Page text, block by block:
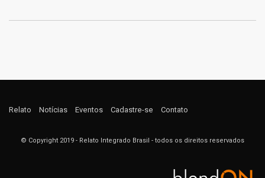
Relato Notícias Eventos Cadastre-se Contato
© Copyright 2019 - Relato Integrado Brasil - todos os direitos reservados